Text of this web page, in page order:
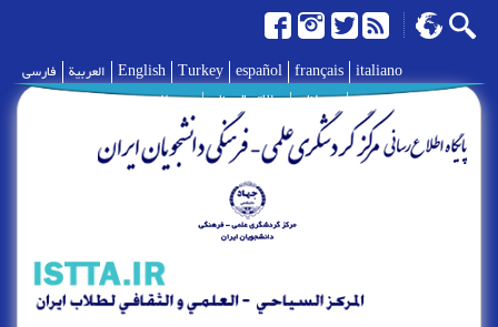
فارسی العربية English Turkey español français italiano
حولنا | الإتصال بنا | وصلات |